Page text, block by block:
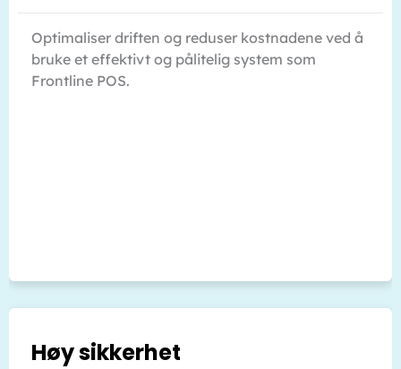
Optimaliser driften og reduser kostnadene ved å
bruke et effektivt og pålitelig system som
Frontline POS.
Høy sikkerhet